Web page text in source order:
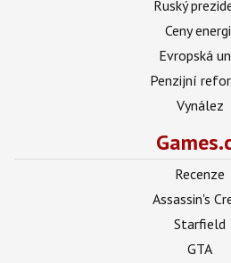
Ruský
Ceny
Evropská
Penzijní
Vynález
Recenze
Assassin's
Starfield
GTA